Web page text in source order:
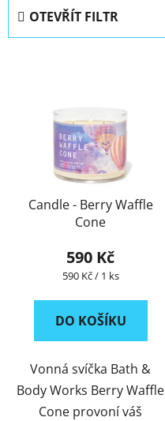
n
OTEVŘÍT FILTR
Candle - Berry Waffle
Cone
590 Kč
Měrná
590 Kč / 1 ks
DO KOŠÍKU
Vonná svíčka Bath &
Body Works Berry Waffle
Cone provoní váš